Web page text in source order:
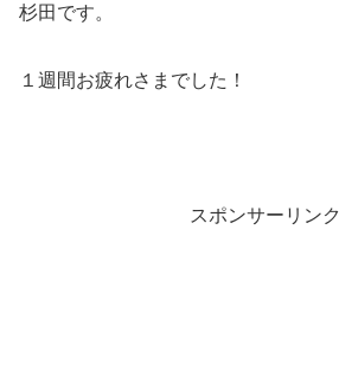
杉田です。
１週間お疲れさまでした！
スポンサーリンク